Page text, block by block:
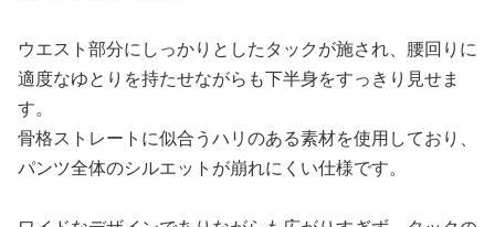
ウエスト部分にしっかりとしたタックが施され、腰回りに
適度なゆとりを持たせながらも下半身をすっきり見せま
す。
骨格ストレートに似合うハリのある素材を使用しており、
パンツ全体のシルエットが崩れにくい仕様です。